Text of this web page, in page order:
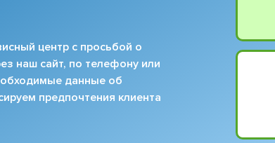
центр с просьбой о
наш сайт, по телефону или
данные об
предпочтения клиента